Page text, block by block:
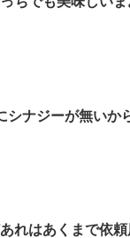
シナジーが無いか
れはあくまで依